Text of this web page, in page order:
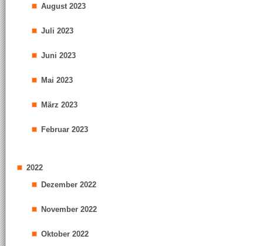
August 2023
Juli 2023
Juni 2023
Mai 2023
März 2023
Februar 2023
2022
Dezember 2022
November 2022
Oktober 2022